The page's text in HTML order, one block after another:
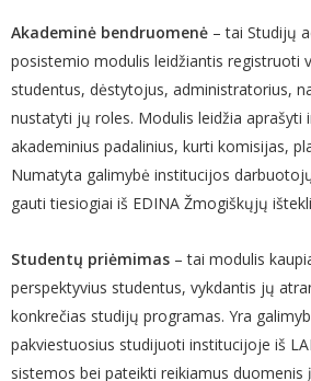
Akademinė bendruomenė – tai Studijų
posistemio modulis leidžiantis registruoti
studentus, dėstytojus, administratorius,
nustatyti jų roles. Modulis leidžia aprašyti
akademinius padalinius, kurti komisijas,
Numatyta galimybė institucijos
gauti tiesiogiai iš EDINA Žmogiškųjų
Studentų priėmimas – tai modulis
perspektyvius studentus, vykdantis jų
konkrečias studijų programas. Yra
pakviestuosius studijuoti institucijoje iš
sistemos bei pateikti reikiamus duomenis